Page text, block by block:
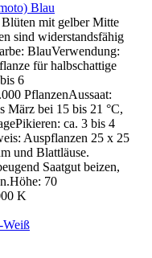
Blau
mit gelber Mitte
sind widerstandsfähig
BlauVerwendung:
für halbschattige
6
PflanzenAussaat:
März bei 15 bis 21 °C,
ca. 3 bis 4
Auspflanzen 25 x 25
und Blattläuse.
Saatgut beizen,
70
K